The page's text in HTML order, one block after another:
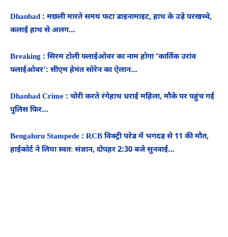
Dhanbad : मछली मारते समय फटा डाइनामाइट, हाथ के उड़े परखच्चे,
कलाई हाथ से अलग…
Breaking : सिरम टोली फ्लाईओवर का नाम होगा ‘कार्तिक उरांव
फ्लाईओवर’: सीएम हेमंत सोरेन का ऐलान…
Dhanbad Crime : चोरी करते रंगेहाथ धराई महिला, मौके पर पहुंच गई
पुलिस फिर…
Bengaluru Stampede : RCB विक्ट्री परेड में भगदड़ से 11 की मौत,
हाईकोर्ट ने लिया स्वतः संज्ञान, दोपहर 2:30 बजे सुनवाई…